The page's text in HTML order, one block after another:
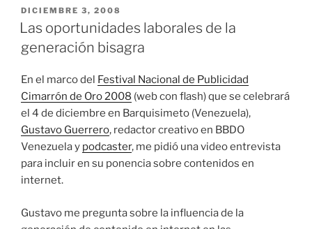
PUBLICADO
EL
DICIEMBRE 3, 2008
Las oportunidades laborales de la
generación bisagra
En el marco del Festival Nacional de Publicidad
Cimarrón de Oro 2008 (web con flash) que se celebrará
el 4 de diciembre en Barquisimeto (Venezuela),
Gustavo Guerrero, redactor creativo en BBDO
Venezuela y podcaster, me pidió una video entrevista
para incluir en su ponencia sobre contenidos en
internet.
Gustavo me pregunta sobre la influencia de la